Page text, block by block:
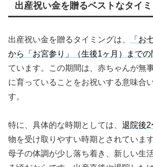
出産祝い金を贈るベストなタイ
出産祝い金を贈るタイミングは、
「お
から「お宮参り」（生後1ヶ月）までの
ています。この期間は、赤ちゃんが無
に育っていることをお祝いする意味合
す。
特に、具体的な時期としては、 退院後2
物を受け取りやすい時期とされていま
母子の体調が少し落ち着き、新しい生